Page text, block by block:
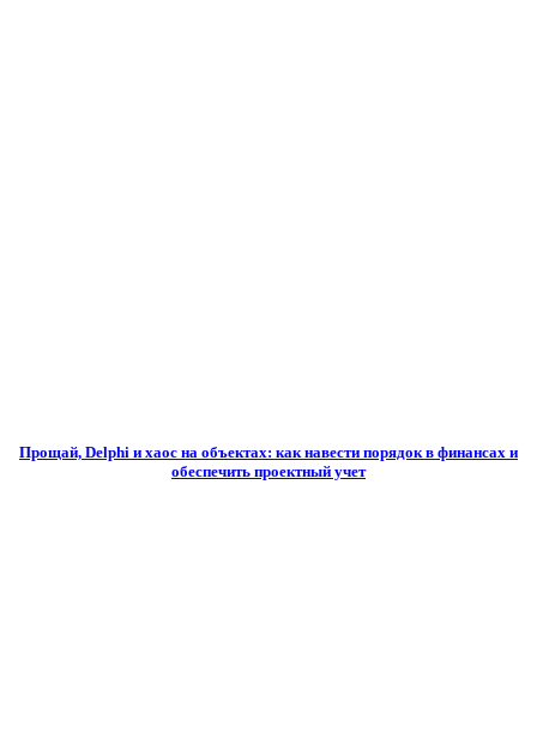
Прощай, Delphi и хаос на объектах: как навести порядок в финансах и
обеспечить проектный учет